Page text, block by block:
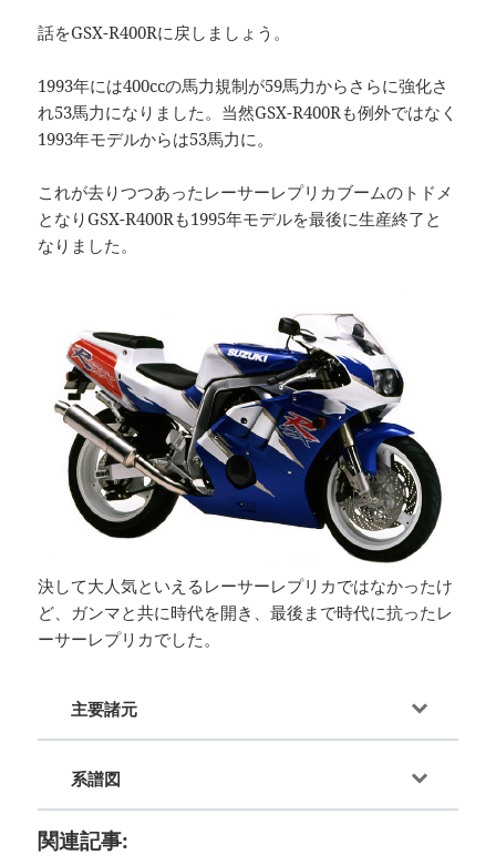
話をGSX-R400Rに戻しましょう。
1993年には400ccの馬力規制が59馬力からさらに強化さ
れ53馬力になりました。当然GSX-R400Rも例外ではなく
1993年モデルからは53馬力に。
これが去りつつあったレーサーレプリカブームのトドメ
となりGSX-R400Rも1995年モデルを最後に生産終了と
なりました。
決して大人気といえるレーサーレプリカではなかったけ
ど、ガンマと共に時代を開き、最後まで時代に抗ったレ
ーサーレプリカでした。
主要諸元
系譜図
関連記事: